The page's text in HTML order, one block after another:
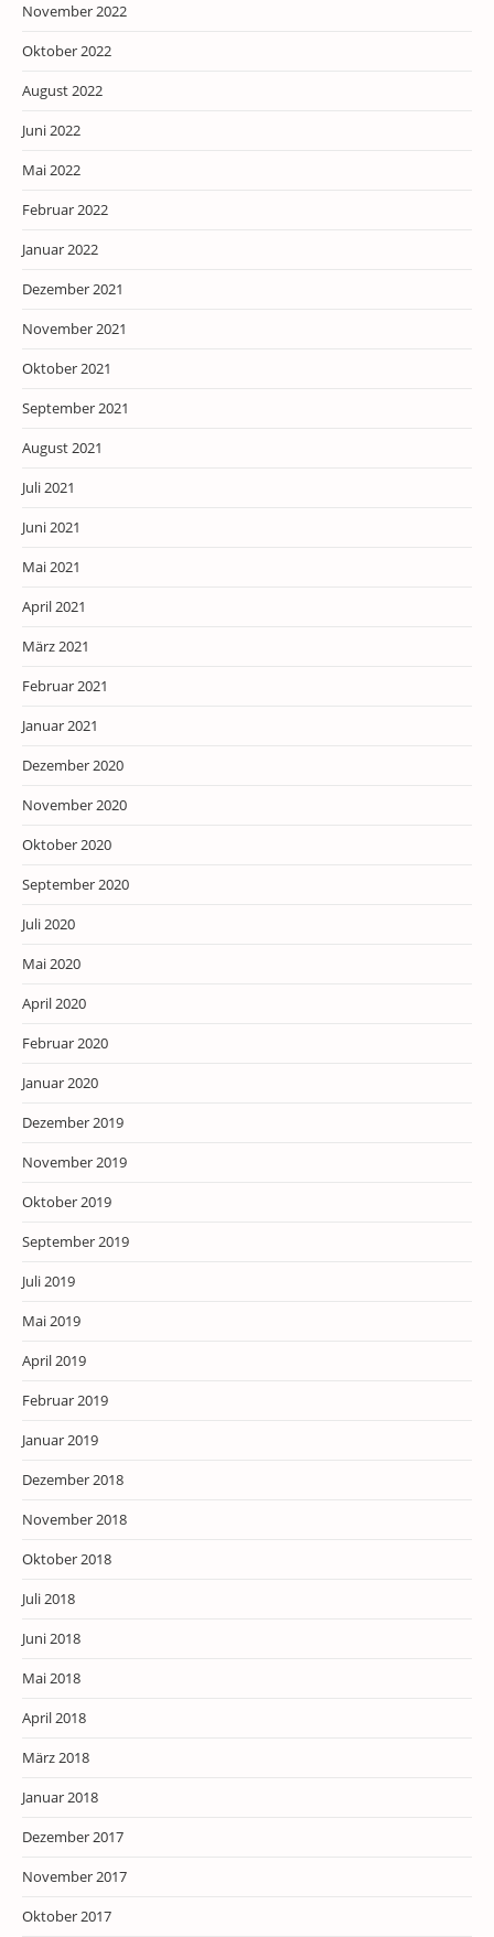
November 2022
Oktober 2022
August 2022
Juni 2022
Mai 2022
Februar 2022
Januar 2022
Dezember 2021
November 2021
Oktober 2021
September 2021
August 2021
Juli 2021
Juni 2021
Mai 2021
April 2021
März 2021
Februar 2021
Januar 2021
Dezember 2020
November 2020
Oktober 2020
September 2020
Juli 2020
Mai 2020
April 2020
Februar 2020
Januar 2020
Dezember 2019
November 2019
Oktober 2019
September 2019
Juli 2019
Mai 2019
April 2019
Februar 2019
Januar 2019
Dezember 2018
November 2018
Oktober 2018
Juli 2018
Juni 2018
Mai 2018
April 2018
März 2018
Januar 2018
Dezember 2017
November 2017
Oktober 2017